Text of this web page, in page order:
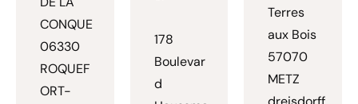
CONQUE
06330
ROQUEF
ORT-
178
Boulevar
d
Terres
aux Bois
57070
METZ